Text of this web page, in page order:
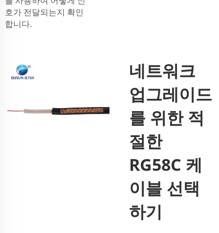
호가 전달되는지 확인
합니다.
네트워크
업그레이드
를 위한 적
절한
RG58C 케
이블 선택
하기